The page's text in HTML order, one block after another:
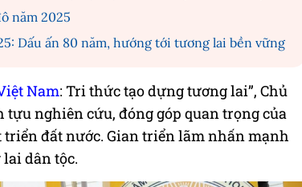
năm 2025
Dấu ấn 80 năm, hướng tới tương lai bền vững
Nam: Tri thức tạo dựng tương lai”, Chủ
nghiên cứu, đóng góp quan trọng của
đất nước. Gian triển lãm nhấn mạnh
dân tộc.